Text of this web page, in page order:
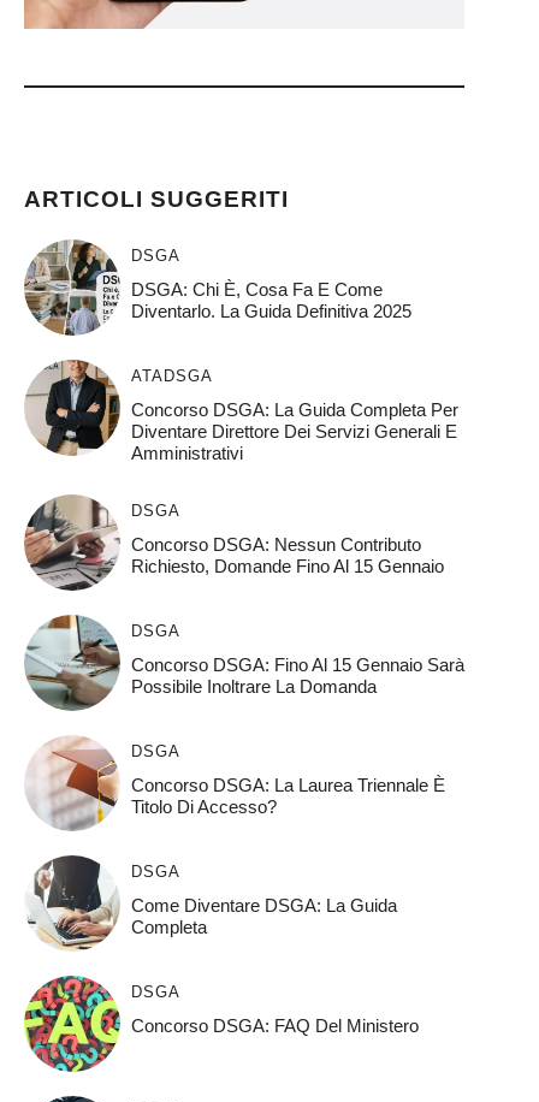
ARTICOLI SUGGERITI
DSGA
DSGA: Chi È, Cosa Fa E Come
Diventarlo. La Guida Definitiva 2025
ATA DSGA
Concorso DSGA: La Guida Completa Per
Diventare Direttore Dei Servizi Generali E
Amministrativi
DSGA
Concorso DSGA: Nessun Contributo
Richiesto, Domande Fino Al 15 Gennaio
DSGA
Concorso DSGA: Fino Al 15 Gennaio Sarà
Possibile Inoltrare La Domanda
DSGA
Concorso DSGA: La Laurea Triennale È
Titolo Di Accesso?
DSGA
Come Diventare DSGA: La Guida
Completa
DSGA
Concorso DSGA: FAQ Del Ministero